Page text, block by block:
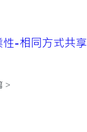
-相同方式共享
>